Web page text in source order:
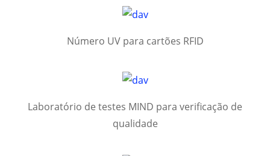
Número UV para cartões RFID
Laboratório de testes MIND para verificação de
qualidade